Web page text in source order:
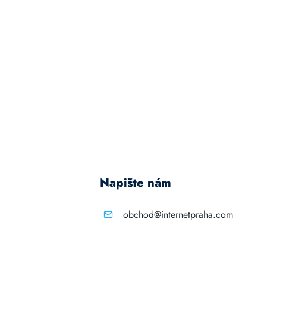
Napište nám
obchod@internetpraha.com